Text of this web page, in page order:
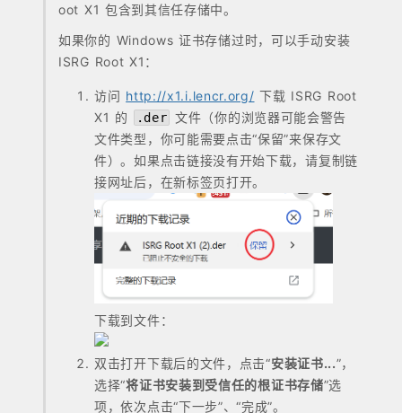
oot X1 包含到其信任存储中。
如果你的 Windows 证书存储过时，可以手动安装
ISRG Root X1：
访问 http://x1.i.lencr.org/ 下载 ISRG Root
X1 的
.der 文件（你的浏览器可能会警告
文件类型，你可能需要点击“保留”来保存文
件）。如果点击链接没有开始下载，请复制链
接网址后，在新标签页打开。
下载到文件：
双击打开下载后的文件，点击“安装证书...”，
选择“将证书安装到受信任的根证书存储”选
项，依次点击“下一步”、“完成”。